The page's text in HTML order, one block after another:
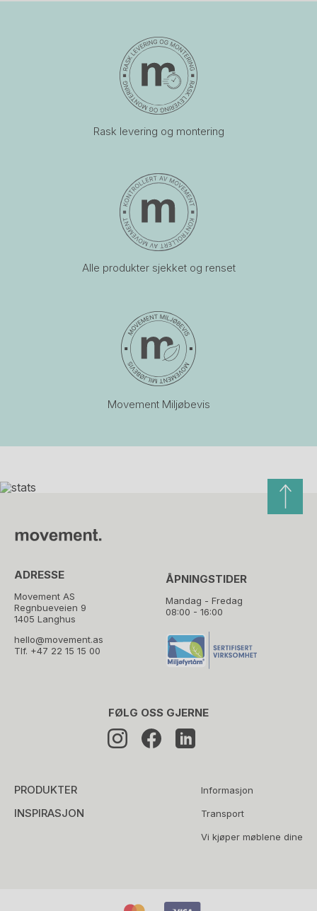
Rask levering og montering
Alle produkter sjekket og renset
Movement Miljøbevis
ADRESSE
Movement AS
Regnbueveien 9
1405 Langhus
hello@movement.as
Tlf. +47 22 15 15 00
ÅPNINGSTIDER
Mandag - Fredag
08:00 - 16:00
PRODUKTER
INSPIRASJON
Informasjon
Transport
Vi kjøper møblene dine
FØLG OSS GJERNE